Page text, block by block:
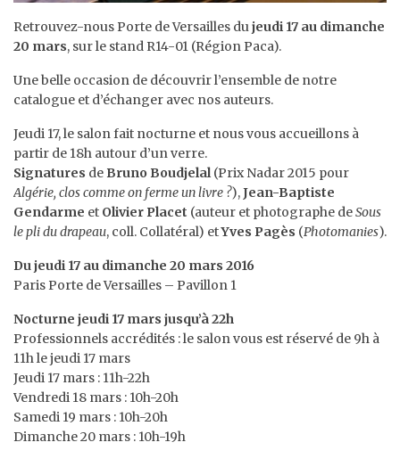
Retrouvez-nous Porte de Versailles dujeudi 17 au dimanche
20 mars, sur le stand R14-01 (Région Paca).
Une belle occasion de découvrir l’ensemble de notre
catalogue et d’échanger avec nos auteurs.
Jeudi 17, le salon fait nocturne et nous vous accueillons à
partir de 18h autour d’un verre.
Signatures de Bruno Boudjelal(Prix Nadar 2015 pour
Algérie, clos comme on ferme un livre ?),Jean-Baptiste
Gendarme et Olivier Placet (auteur et photographe deSous
le pli du drapeau, coll. Collatéral) etYves Pagès (Photomanies).
Du jeudi 17 au dimanche 20 mars 2016
Paris Porte de Versailles – Pavillon 1
Nocturne jeudi 17 mars jusqu’à 22h
Professionnels accrédités : le salon vous est réservé de 9h à
11h le jeudi 17 mars
Jeudi 17 mars : 11h-22h
Vendredi 18 mars : 10h-20h
Samedi 19 mars : 10h-20h
Dimanche 20 mars : 10h-19h